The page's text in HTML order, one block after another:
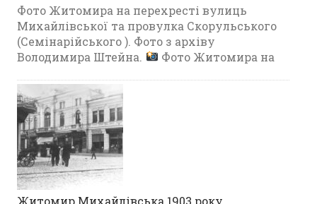
Фото Житомира на перехресті вулиць
Михайлівської та провулка Скорульського
(Семінарійського ). Фото з архіву
Володимира Штейна.
Фото Житомира на
Житомир Михайлівська 1903 року